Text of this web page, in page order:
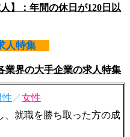
】：年間の休日が120日以
人特集
業界の大手企業の求人特集
性 ／女性
、就職を勝ち取った方の成